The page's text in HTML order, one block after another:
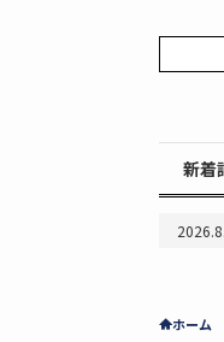
新着
ホーム